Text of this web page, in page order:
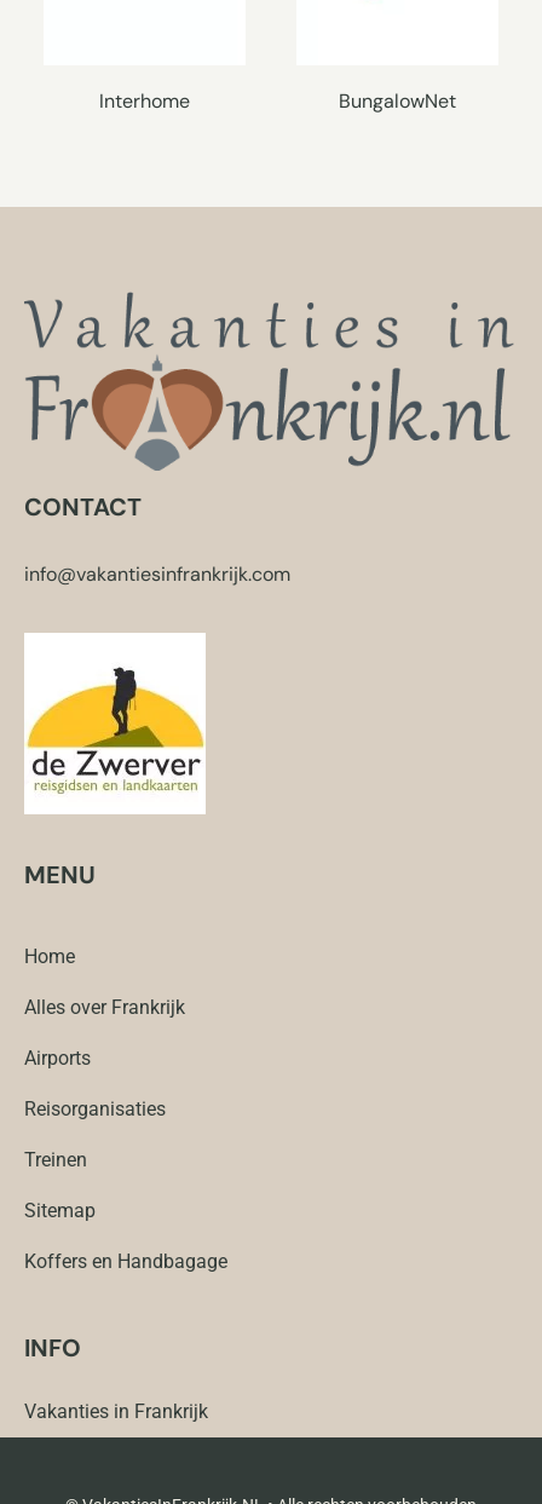
Interhome BungalowNet
CONTACT
info@vakantiesinfrankrijk.com
MENU
Home
Alles over Frankrijk
Airports
Reisorganisaties
Treinen
Sitemap
Koffers en Handbagage
INFO
Vakanties in Frankrijk